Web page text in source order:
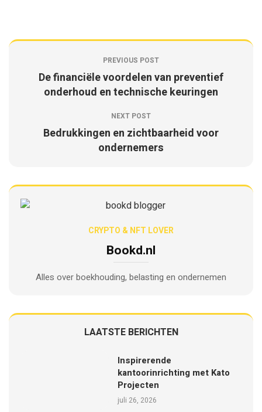
PREVIOUS POST
De financiële voordelen van preventief
onderhoud en technische keuringen
NEXT POST
Bedrukkingen en zichtbaarheid voor
ondernemers
CRYPTO & NFT LOVER
Bookd.nl
Alles over boekhouding, belasting en ondernemen
LAATSTE BERICHTEN
Inspirerende
kantoorinrichting met Kato
Projecten
juli 26, 2026